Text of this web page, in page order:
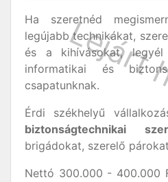
Ha szeretnéd
legújabb technikákat,
és a kihívásokat,
informatikai és
csapatunknak.
Érdi székhelyű
biztonságtechnikai
brigádokat, szerelő
Nettó 300.000 - 400.000